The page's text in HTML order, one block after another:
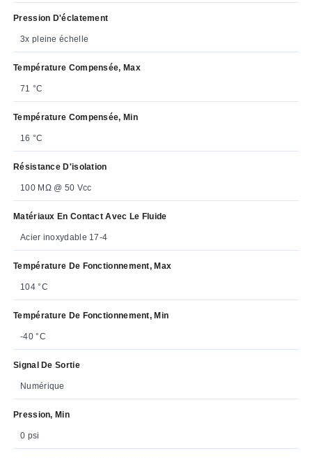
Pression D'éclatement
3x pleine échelle
Température Compensée, Max
71 °C
Température Compensée, Min
16 °C
Résistance D'isolation
100 MΩ @ 50 Vcc
Matériaux En Contact Avec Le Fluide
Acier inoxydable 17-4
Température De Fonctionnement, Max
104 °C
Température De Fonctionnement, Min
-40 °C
Signal De Sortie
Numérique
Pression, Min
0 psi